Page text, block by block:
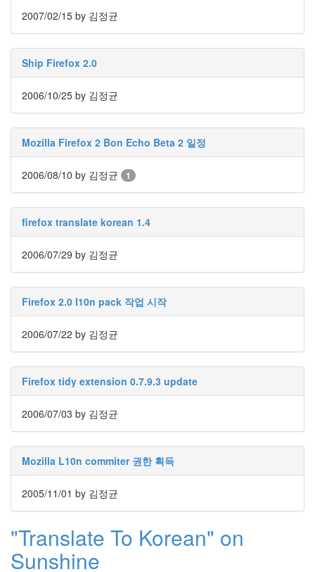
2007/02/15 by 김정균
Ship Firefox 2.0
2006/10/25 by 김정균
Mozilla Firefox 2 Bon Echo Beta 2 일정
2006/08/10 by 김정균 1
firefox translate korean 1.4
2006/07/29 by 김정균
Firefox 2.0 l10n pack 작업 시작
2006/07/22 by 김정균
Firefox tidy extension 0.7.9.3 update
2006/07/03 by 김정균
Mozilla L10n commiter 권한 획득
2005/11/01 by 김정균
"Translate To Korean" on
Sunshine
L10N
iPutty
AnNyung
여
우
Find!
Categories
192
주
절
주
절
이
11
째
사
고
일
지
Tech
143
안
녕
리